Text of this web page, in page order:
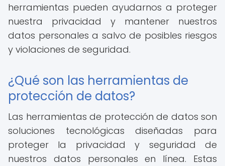
herramientas pueden ayudarnos a proteger
nuestra privacidad y mantener nuestros
datos personales a salvo de posibles riesgos
y violaciones de seguridad.
¿Qué son las herramientas de
protección de datos?
Las herramientas de protección de datos son
soluciones tecnológicas diseñadas para
proteger la privacidad y seguridad de
nuestros datos personales en línea. Estas